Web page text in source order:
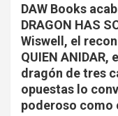
DAW Books
DRAGON HAS
Wiswell, el
QUIEN
dragón de tres
opuestas lo
poderoso como